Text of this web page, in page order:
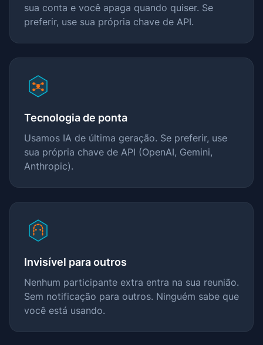
sua conta e você apaga quando quiser. Se
preferir, use sua própria chave de API.
Tecnologia de ponta
Usamos IA de última geração. Se preferir, use
sua própria chave de API (OpenAI, Gemini,
Anthropic).
Invisível para outros
Nenhum participante extra entra na sua reunião.
Sem notificação para outros. Ninguém sabe que
você está usando.